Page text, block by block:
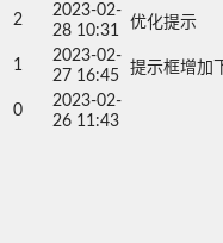
2
2023-02-
28 10:31
优化提示
1
2023-02-
27 16:45
提示框增加
0
2023-02-
26 11:43